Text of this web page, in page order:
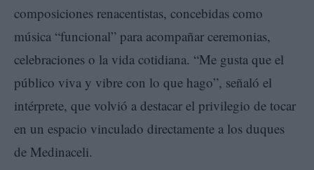
composiciones renacentistas, concebidas como
música “funcional” para acompañar ceremonias,
celebraciones o la vida cotidiana. “Me gusta que el
público viva y vibre con lo que hago”, señaló el
intérprete, que volvió a destacar el privilegio de tocar
en un espacio vinculado directamente a los duques
de Medinaceli.